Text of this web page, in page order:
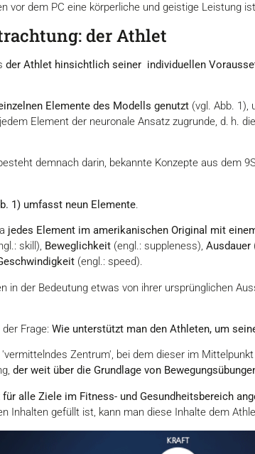
vor dem PC eine körperliche und geistige Leistung
der Athlet
der Athlet hinsichtlich seiner individuellen
Elemente des Modells genutzt (vgl. Abb. 1),
Element der neuronale Ansatz zugrunde, d. h.
demnach darin, bekannte Konzepte aus dem
1) umfasst neun Elemente.
jedes Element im amerikanischen Original mit
skill), Beweglichkeit (engl.: suppleness), Ausdauer
(engl.: speed).
in der Bedeutung etwas von ihrer ursprünglichen
Frage: Wie unterstützt man den Athleten, um
Zentrum', bei dem dieser im
der weit über die Grundlage von
alle Ziele im Fitness- und Gesundheitsbereich
Inhalten gefüllt ist, kann man diese Inhalte dem